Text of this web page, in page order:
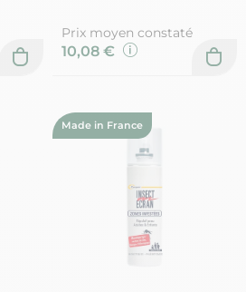
Prix moyen constaté
10,08 €
Made in France